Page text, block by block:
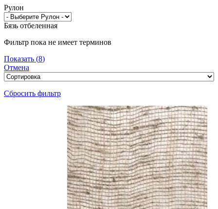
Рулон
Бязь отбеленная
Фильтр пока не имеет терминов
Показать (8)
Отмена
Сбросить фильтр